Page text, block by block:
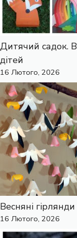
Дитячий садок.
дітей
16 Лютого, 2026
Весняні
16 Лютого, 2026